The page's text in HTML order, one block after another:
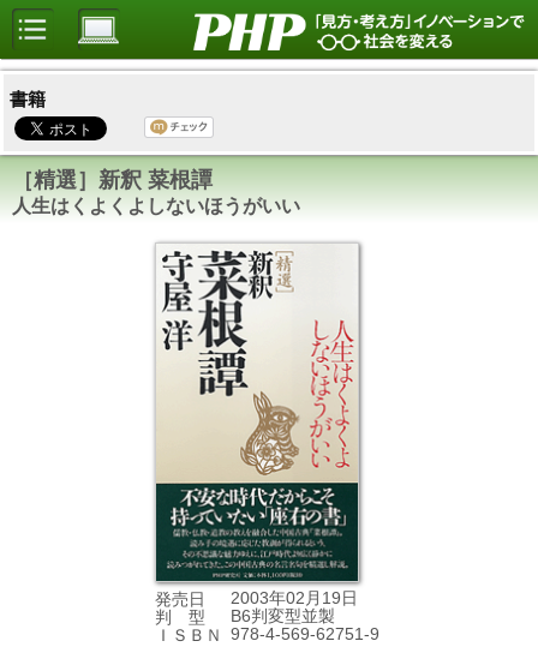
書籍
［精選］新釈 菜根譚
人生はくよくよしないほうがいい
発売日
2003年02月19日
判 型
B6判変型並製
ＩＳＢＮ
978-4-569-62751-9